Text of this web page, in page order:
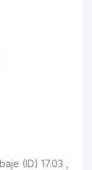
(ID) 17.03 ,